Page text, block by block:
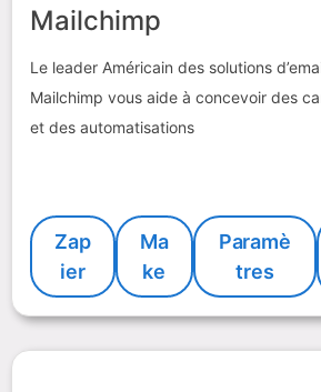
Mailchimp
Le leader Américain des solutions
Mailchimp vous aide à concevoir des
et des automatisations
Zap
ier
Ma
ke
Paramè
tres